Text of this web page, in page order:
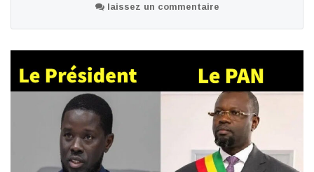
laissez un commentaire